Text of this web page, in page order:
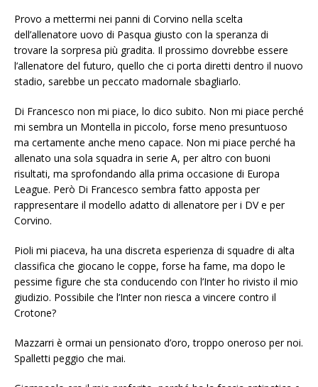
Provo a mettermi nei panni di Corvino nella scelta
dell’allenatore uovo di Pasqua giusto con la speranza di
trovare la sorpresa più gradita. Il prossimo dovrebbe essere
l’allenatore del futuro, quello che ci porta diretti dentro il nuovo
stadio, sarebbe un peccato madornale sbagliarlo.
Di Francesco non mi piace, lo dico subito. Non mi piace perché
mi sembra un Montella in piccolo, forse meno presuntuoso
ma certamente anche meno capace. Non mi piace perché ha
allenato una sola squadra in serie A, per altro con buoni
risultati, ma sprofondando alla prima occasione di Europa
League. Però Di Francesco sembra fatto apposta per
rappresentare il modello adatto di allenatore per i DV e per
Corvino.
Pioli mi piaceva, ha una discreta esperienza di squadre di alta
classifica che giocano le coppe, forse ha fame, ma dopo le
pessime figure che sta conducendo con l’Inter ho rivisto il mio
giudizio. Possibile che l’Inter non riesca a vincere contro il
Crotone?
Mazzarri è ormai un pensionato d’oro, troppo oneroso per noi.
Spalletti peggio che mai.